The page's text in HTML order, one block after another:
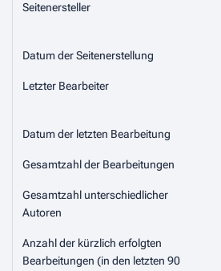
Seitenersteller
Datum der Seitenerstellung
Letzter Bearbeiter
Datum der letzten Bearbeitung
Gesamtzahl der Bearbeitungen
Gesamtzahl unterschiedlicher
Autoren
Anzahl der kürzlich erfolgten
Bearbeitungen (in den letzten 90